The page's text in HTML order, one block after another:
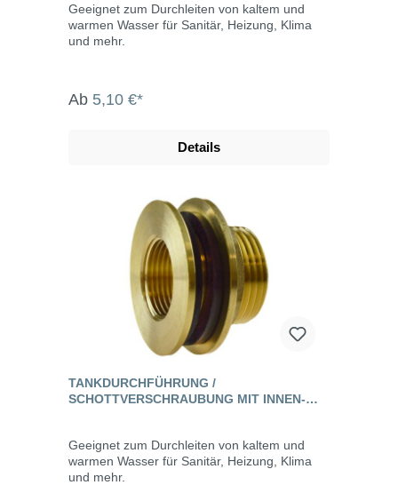
Geeignet zum Durchleiten von kaltem und
warmen Wasser für Sanitär, Heizung, Klima
und mehr.
Ab 5,10 €*
Details
TANKDURCHFÜHRUNG /
SCHOTTVERSCHRAUBUNG MIT INNEN-
Geeignet zum Durchleiten von kaltem und
warmen Wasser für Sanitär, Heizung, Klima
und mehr.